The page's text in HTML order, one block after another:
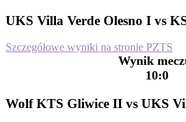
UKS Villa Verde Olesno I vs
Szczegółowe wyniki na stronie PZTS
Wynik
10:0
Wolf KTS Gliwice II vs UKS